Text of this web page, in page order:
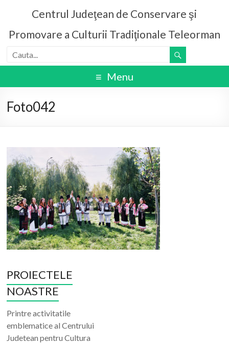
Centrul Judeţean de Conservare şi
Promovare a Culturii Tradiţionale Teleorman
Menu
Foto042
PROIECTELE
NOASTRE
Printre activitatile
emblematice al Centrului
Judetean pentru Cultura